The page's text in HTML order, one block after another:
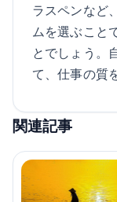
ラスペンなど
ムを選ぶこと
とでしょう。
て、仕事の質
関連記事